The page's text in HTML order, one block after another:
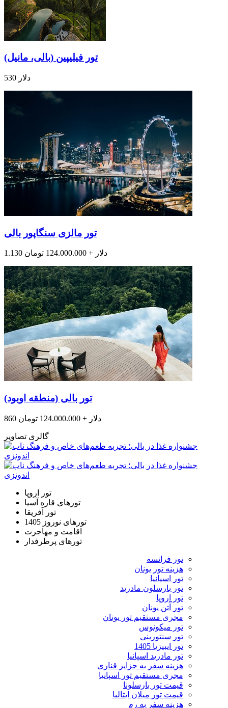
تور فیلیپین (بالی، مانیل)
530 دلار
تور مالزی سنگاپور بالی
1.130 دلار + 124.000.000 تومان
تور بالی (منطقه اوبود)
860 دلار + 124.000.000 تومان
گالری تصاویر
تور اروپا
تورهای قاره آسیا
تور آفریقا
تورهای نوروز 1405
اقامت و مهاجرت
تورهای پرطرفدار
تور فرانسه
هزینه تور یونان
تور اسپانیا
تور بارسلون مادرید
تور اروپا
تور آتن یونان
مجری مستقیم تور یونان
تور میکونوس
تور سنتورینی
تور ایبیزیا 1405
تور مادرید اسپانیا
هزینه سفر به جزایر قناری
مجری مستقیم تور اسپانیا
قیمت تور بارسلونا
قیمت تور میلان ایتالیا
هزینه سفر به رم